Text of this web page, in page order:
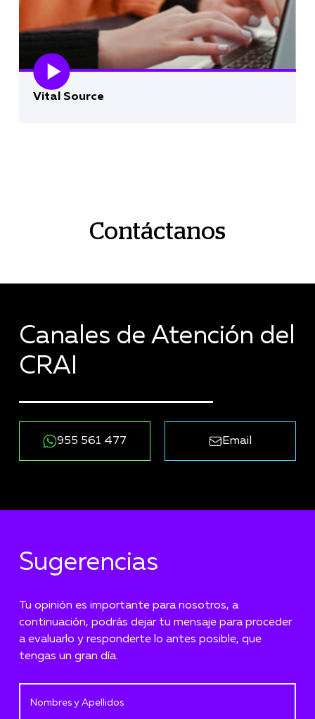
Vital Source
Contáctanos
Canales de Atención del
CRAI
955 561 477 Email
Sugerencias
Tu opinión es importante para nosotros, a
continuación, podrás dejar tu mensaje para proceder
a evaluarlo y responderte lo antes posible, que
tengas un gran día.